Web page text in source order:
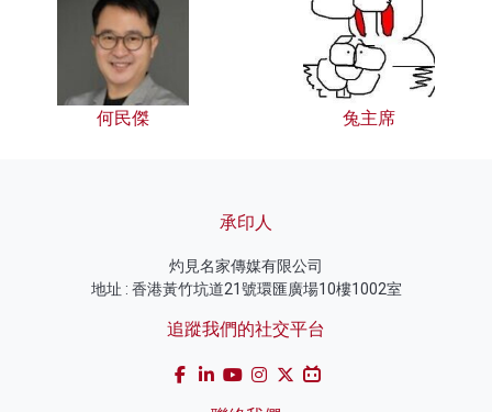
何民傑 兔主席
承印人
灼見名家傳媒有限公司
地址 : 香港黃竹坑道21號環匯廣場10樓1002室
追蹤我們的社交平台